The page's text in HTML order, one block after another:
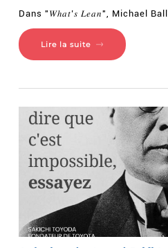
Dans "𝑊ℎ𝑎𝑡’𝑠 𝐿𝑒𝑎𝑛", Michael
Lire la suite